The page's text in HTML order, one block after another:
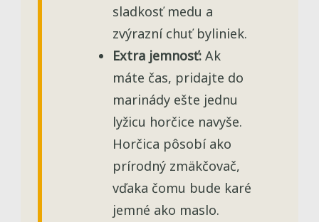
sladkosť medu a
zvýrazní chuť byliniek.
Extra jemnosť: Ak
máte čas, pridajte do
marinády ešte jednu
lyžicu horčice navyše.
Horčica pôsobí ako
prírodný zmäkčovač,
vďaka čomu bude karé
jemné ako maslo.